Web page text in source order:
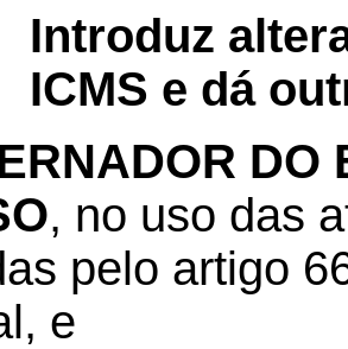
Introduz
ICMS e dá
DO
, no uso das
pelo artigo
e